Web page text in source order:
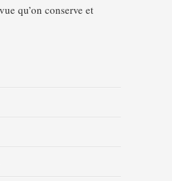
qu’on conserve et